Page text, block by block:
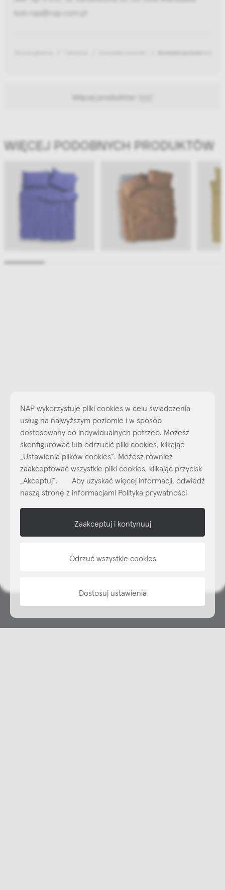
bok.nap@nap.com.pl
Więcej produktów:
WIĘCEJ PODOBNYCH PRODUKTÓW
Najlepsze inspiracje i promocje na wyciągnięcie ręki, zapisz się już
dzisiaj do naszego cyklicznego newslettera!
SubskrybujNEWSLETTER
NAP
NAP wykorzystuje pliki cookies w celu świadczenia
usług na najwyższym poziomie i w sposób
dostosowany do indywidualnych potrzeb. Możesz
skonfigurować lub odrzucić pliki cookies, klikając
„Ustawienia plików cookies”. Możesz również
zaakceptować wszystkie pliki cookies, klikając przycisk
„Akceptuj”. Aby uzyskać więcej informacji, odwiedź
naszą stronę z informacjami Polityka prywatności
Zaakceptuj i kontynuuj
Odrzuć wszystkie cookies
Dostosuj ustawienia